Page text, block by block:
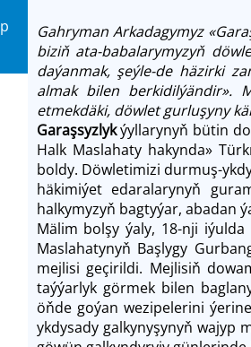
Gahryman Arkadagymyz
biziň ata-babalarymyzyň
daýanmak, şeýle-de häzirki
almak bilen berkidilýändir».
etmekdäki, döwlet gurluşyny
Ga­raş­syz­lykýyllarynyň bütin
Halk Maslahaty hakynda»
boldy. Döwletimizi durmuş-
häkimiýet edaralarynyň
halkymyzyň bagtyýar, abadan
Mälim bolşy ýaly, 18-nji
Maslahatynyň Başlygy
mejlisi geçirildi. Mejlisiň
taýýarlyk görmek bilen
öňde goýan wezipelerini
ykdysady galkynyşynyň wajyp